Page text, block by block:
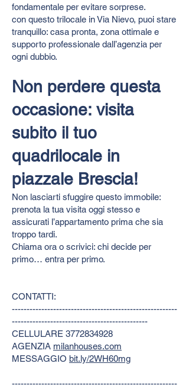
fondamentale per evitare sorprese.
con questo trilocale in Via Nievo, puoi stare
tranquillo: casa pronta, zona ottimale e
supporto professionale dall’agenzia per
ogni dubbio.
Non perdere questa
occasione: visita
subito il tuo
quadrilocale in
piazzale Brescia!
Non lasciarti sfuggire questo immobile:
prenota la tua visita oggi stesso e
assicurati l’appartamento prima che sia
troppo tardi.
Chiama ora o scrivici: chi decide per
primo… entra per primo.
CONTATTI:
--------------------------------------------------------
----------------------------------------------
CELLULARE 3772834928
AGENZIA milanhouses.com
MESSAGGIO bit.ly/2WH60mg
--------------------------------------------------------